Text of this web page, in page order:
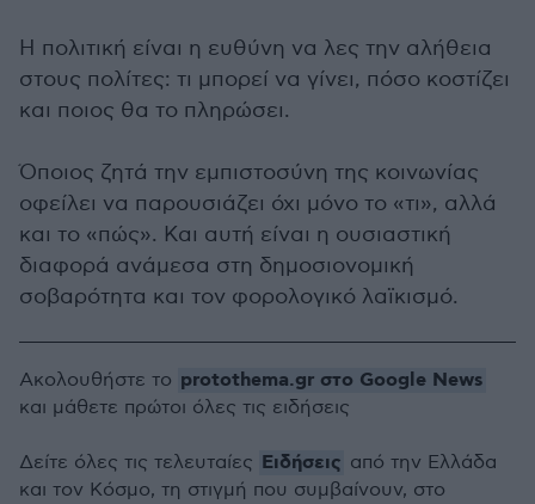
Η πολιτική είναι η ευθύνη να λες την αλήθεια
στους πολίτες: τι μπορεί να γίνει, πόσο κοστίζει
και ποιος θα το πληρώσει.
Όποιος ζητά την εμπιστοσύνη της κοινωνίας
οφείλει να παρουσιάζει όχι μόνο το «τι», αλλά
και το «πώς». Και αυτή είναι η ουσιαστική
διαφορά ανάμεσα στη δημοσιονομική
σοβαρότητα και τον φορολογικό λαϊκισμό.
Ακολουθήστε το protothema.gr στο Google News
και μάθετε πρώτοι όλες τις ειδήσεις
Δείτε όλες τις τελευταίες Ειδήσεις από την Ελλάδα
και τον Κόσμο, τη στιγμή που συμβαίνουν, στο